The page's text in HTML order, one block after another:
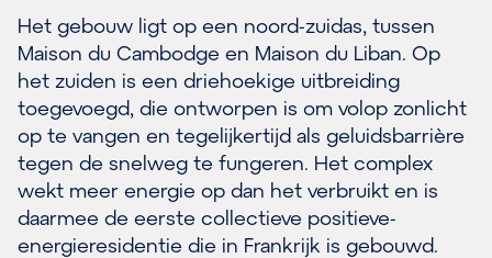
Het gebouw ligt op een noord-zuidas, tussen
Maison du Cambodge en Maison du Liban. Op
het zuiden is een driehoekige uitbreiding
toegevoegd, die ontworpen is om volop zonlicht
op te vangen en tegelijkertijd als geluidsbarrière
tegen de snelweg te fungeren. Het complex
wekt meer energie op dan het verbruikt en is
daarmee de eerste collectieve positieve-
energieresidentie die in Frankrijk is gebouwd.